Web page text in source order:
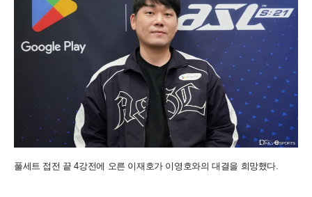
풀세트 접전 끝 4강전에 오른 이재호가 이영호와의 대결을 희망했다.